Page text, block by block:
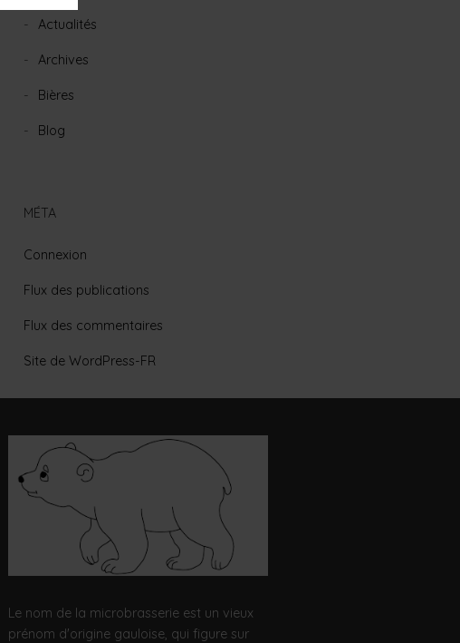
Actualités
Archives
Bières
Blog
MÉTA
Connexion
Flux des publications
Flux des commentaires
Site de WordPress-FR
Le nom de la microbrasserie est un vieux
prénom d'origine gauloise, qui figure sur